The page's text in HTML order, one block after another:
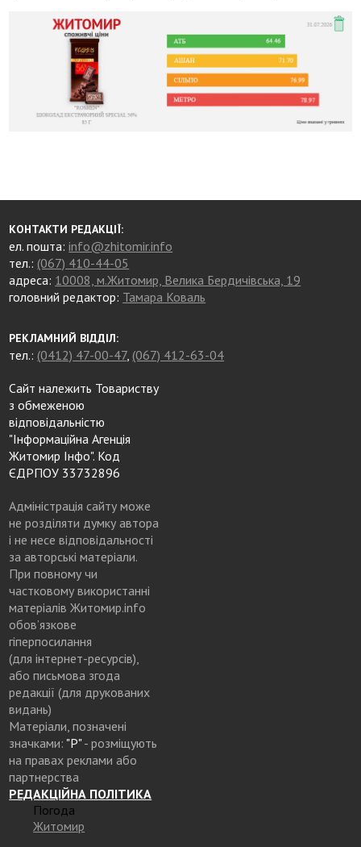
КОНТАКТИ РЕДАКЦІЇ:
ел. пошта:info@zhitomir.info
тел.: (067) 410-44-05
адреса: 10008, м.Житомир, Велика Бердичівська, 19
головний редактор: Тамара Коваль
РЕКЛАМНИЙ ВІДДІЛ:
тел.: (0412) 47-00-47, (067) 412-63-04
Сайт належить Товариству
з обмеженою
відповідальністю
"Інформаційна Агенція
Житомир Інфо". Код
ЄДРПОУ 33732896
Адміністрація сайту може
не розділяти думку автора
і не несе відповідальності
за авторські матеріали.
При повному чи
частковому використанні
матеріалів Житомир.info
обов’язкове
гіперпосилання
(для інтернет-ресурсів),
або письмова згода
редакції (для друкованих
видань)
Матеріали, позначені
значками: "Р"- розміщують
на правах реклами або
партнерства
РЕДАКЦІЙНА ПОЛІТИКА
Погода
Житомир